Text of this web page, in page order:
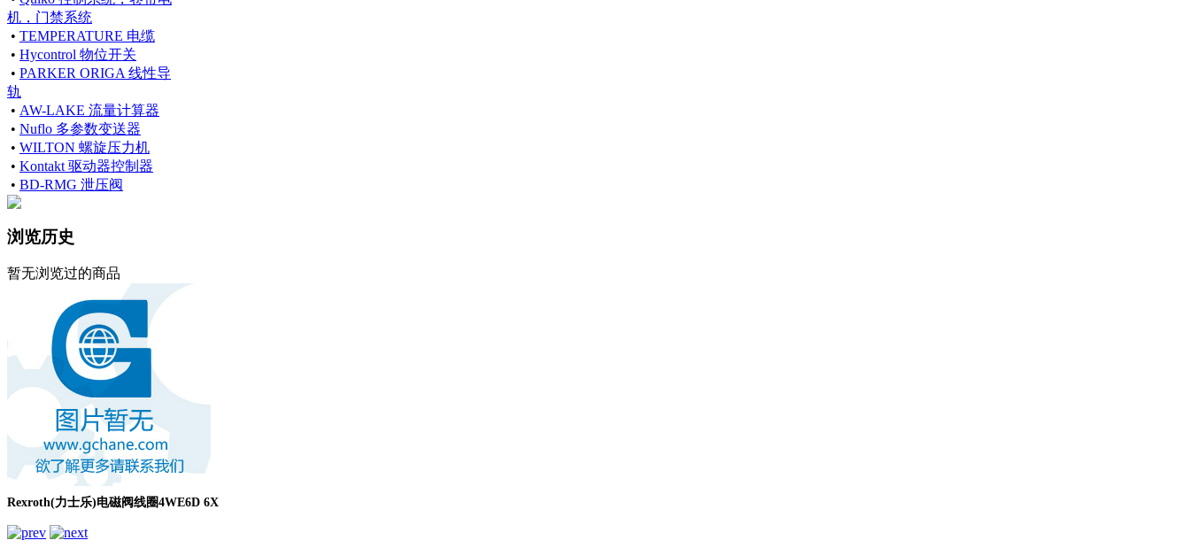
机，门禁系统
• TEMPERATURE 电缆
• Hycontrol 物位开关
• PARKER ORIGA 线性导
轨
• AW-LAKE 流量计算器
• Nuflo 多参数变送器
• WILTON 螺旋压力机
• Kontakt 驱动器控制器
• BD-RMG 泄压阀
浏览历史
暂无浏览过的商品
Rexroth(力士乐)电磁阀线圈4WE6D 6X